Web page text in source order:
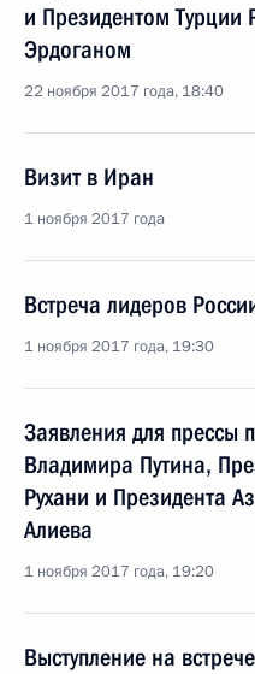
и Президентом Турции
Эрдоганом
22 ноября 2017 года, 18:40
Визит в Иран
1 ноября 2017 года
Встреча лидеров
1 ноября 2017 года, 19:30
Заявления для прессы
Владимира Путина,
Рухани и Президента
Алиева
1 ноября 2017 года, 19:20
Выступление на